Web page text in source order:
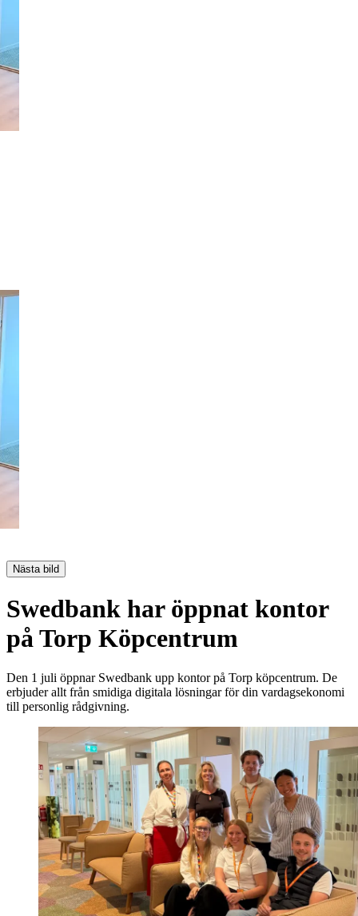
Nästa bild
Swedbank har öppnat kontor
på Torp Köpcentrum
Den 1 juli öppnar Swedbank upp kontor på Torp köpcentrum. De
erbjuder allt från smidiga digitala lösningar för din vardagsekonomi
till personlig rådgivning.